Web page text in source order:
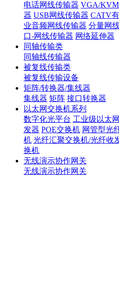
电话网线传输器 VGA/
器 USB网线传输器 CATV
业音频网线传输器 分量网
口-网线传输器 网络延伸器
同轴传输类
同轴线传输器
被复线传输类
被复线传输设备
矩阵/转换器/集线器
集线器 矩阵 接口转换器
以太网交换机系列
数字化光平台 工业级以太
发器 POE交换机 网管型光
机 光纤汇聚交换机/光纤收
换机
无线演示协作网关
无线演示协作网关